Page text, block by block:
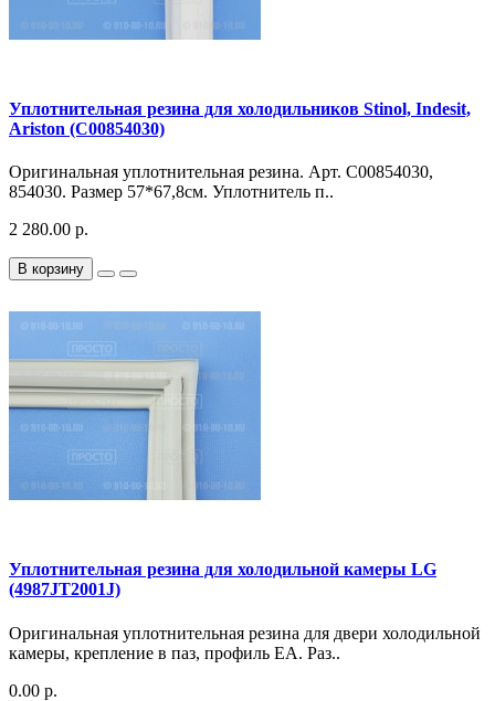
Уплотнительная резина для холодильников Stinol, Indesit,
Ariston (C00854030)
Оригинальная уплотнительная резина. Арт. C00854030,
854030. Размер 57*67,8см. Уплотнитель п..
2 280.00 р.
В корзину
Уплотнительная резина для холодильной камеры LG
(4987JT2001J)
Оригинальная уплотнительная резина для двери холодильной
камеры, крепление в паз, профиль EA. Раз..
0.00 р.